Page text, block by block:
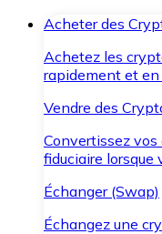
Acheter des
Achetez les
rapidement et en
Vendre des
Convertissez
fiduciaire lorsque
Échanger (Swap)
Échangez une